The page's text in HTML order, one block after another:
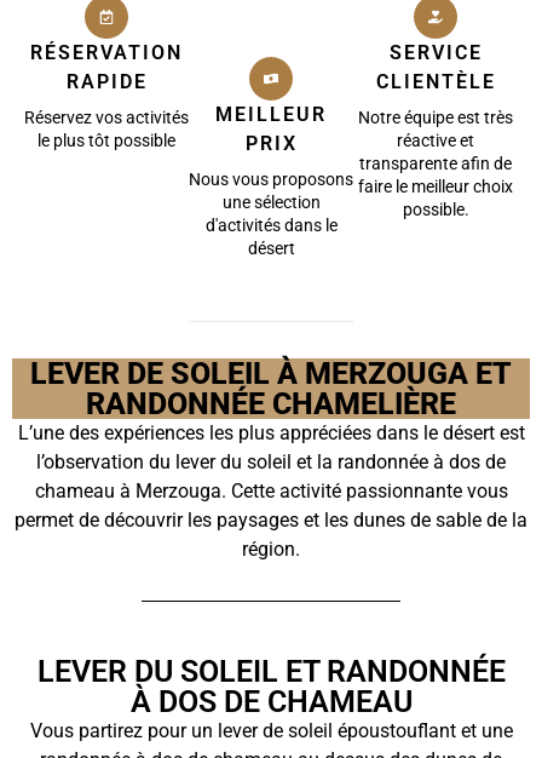
RÉSERVATION
RAPIDE
Réservez vos activités
le plus tôt possible
MEILLEUR
PRIX
Nous vous proposons
une sélection
d'activités dans le
désert
SERVICE
CLIENTÈLE
Notre équipe est très
réactive et
transparente afin de
faire le meilleur choix
possible.
LEVER DE SOLEIL À MERZOUGA ET
RANDONNÉE CHAMELIÈRE
L’une des expériences les plus appréciées dans le désert est
l’observation du lever du soleil et la randonnée à dos de
chameau à Merzouga. Cette activité passionnante vous
permet de découvrir les paysages et les dunes de sable de la
région.
LEVER DU SOLEIL ET RANDONNÉE
À DOS DE CHAMEAU
Vous partirez pour un lever de soleil époustouflant et une